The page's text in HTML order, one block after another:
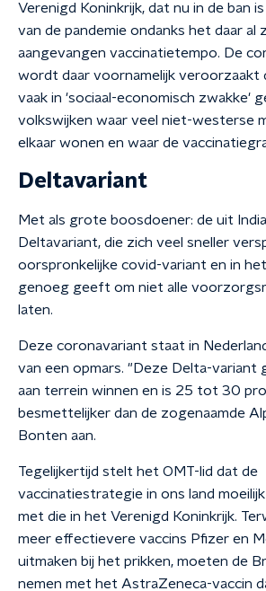
Verenigd Koninkrijk, dat nu in de ban
van de pandemie ondanks het daar al
aangevangen vaccinatietempo. De
wordt daar voornamelijk veroorzaakt
vaak in 'sociaal-economisch zwakke'
volkswijken waar veel niet-westerse
elkaar wonen en waar de
Deltavariant
Met als grote boosdoener: de uit
Deltavariant, die zich veel sneller
oorspronkelijke covid-variant en in
genoeg geeft om niet alle
laten.
Deze coronavariant staat in
van een opmars. "Deze Delta-variant
aan terrein winnen en is 25 tot 30
besmettelijker dan de zogenaamde
Bonten aan.
Tegelijkertijd stelt het OMT-lid dat de
vaccinatiestrategie in ons land
met die in het Verenigd Koninkrijk.
meer effectievere vaccins Pfizer en
uitmaken bij het prikken, moeten de
nemen met het AstraZeneca-vaccin